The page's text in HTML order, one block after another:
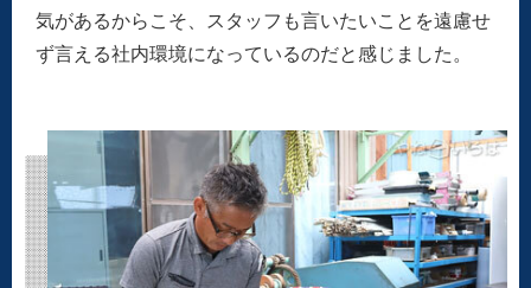
気があるからこそ、スタッフも言いたいことを遠慮せ
ず言える社内環境になっているのだと感じました。